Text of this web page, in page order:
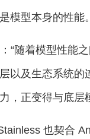
模型本身的性能。
“随着模型性能
以及生态系统的
，正变得与底层
也契合